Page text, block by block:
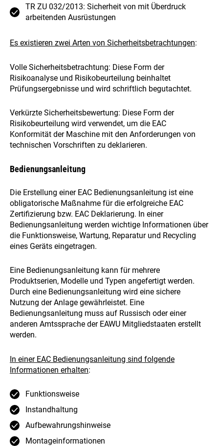
TR ZU 032/2013: Sicherheit von mit Überdruck
arbeitenden Ausrüstungen
Es existieren zwei Arten von Sicherheitsbetrachtungen:
Volle Sicherheitsbetrachtung: Diese Form der
Risikoanalyse und Risikobeurteilung beinhaltet
Prüfungsergebnisse und wird schriftlich begutachtet.
Verkürzte Sicherheitsbewertung: Diese Form der
Risikobeurteilung wird verwendet, um die EAC
Konformität der Maschine mit den Anforderungen von
technischen Vorschriften zu deklarieren.
Bedienungsanleitung
Die Erstellung einer EAC Bedienungsanleitung ist eine
obligatorische Maßnahme für die erfolgreiche EAC
Zertifizierung bzw. EAC Deklarierung. In einer
Bedienungsanleitung werden wichtige Informationen über
die Funktionsweise, Wartung, Reparatur und Recycling
eines Geräts eingetragen.
Eine Bedienungsanleitung kann für mehrere
Produktserien, Modelle und Typen angefertigt werden.
Durch eine Bedienungsanleitung wird eine sichere
Nutzung der Anlage gewährleistet. Eine
Bedienungsanleitung muss auf Russisch oder einer
anderen Amtssprache der EAWU Mitgliedstaaten erstellt
werden.
In einer EAC Bedienungsanleitung sind folgende
Informationen erhalten:
Funktionsweise
Instandhaltung
Aufbewahrungshinweise
Montageinformationen